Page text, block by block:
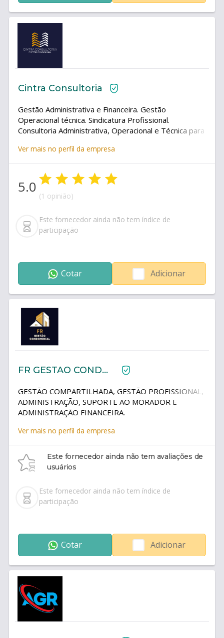
Cintra Consultoria
Gestão Administrativa e Financeira. Gestão
Operacional técnica. Sindicatura Profissional.
Consultoria Administrativa, Operacional e Técnica para
Ver mais no perfil da empresa
5.0
(1 opinião)
Este fornecedor ainda não tem índice de
participação
Cotar Adicionar
FR GESTAO CONDOMINIAL
GESTÃO COMPARTILHADA, GESTÃO PROFISSIONAL,
ADMINISTRAÇÃO, SUPORTE AO MORADOR E
ADMINISTRAÇÃO FINANCEIRA.
Ver mais no perfil da empresa
Este fornecedor ainda não tem avaliações de
usuários
Este fornecedor ainda não tem índice de
participação
Cotar Adicionar